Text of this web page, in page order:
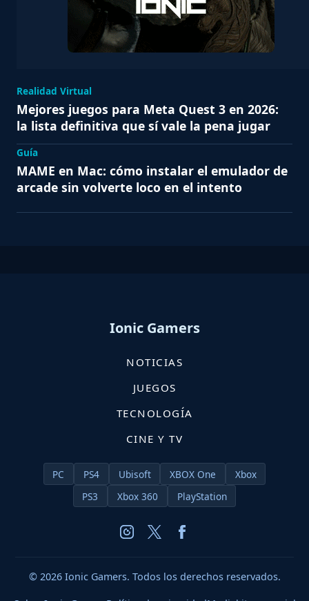
Realidad Virtual
Mejores juegos para Meta Quest 3 en 2026:
la lista definitiva que sí vale la pena jugar
Guía
MAME en Mac: cómo instalar el emulador de
arcade sin volverte loco en el intento
Ionic Gamers
NOTICIAS
JUEGOS
TECNOLOGÍA
CINE Y TV
PC PS4 Ubisoft XBOX One
Xbox
PS3
Xbox 360 PlayStation
© 2026 Ionic Gamers. Todos los derechos reservados.